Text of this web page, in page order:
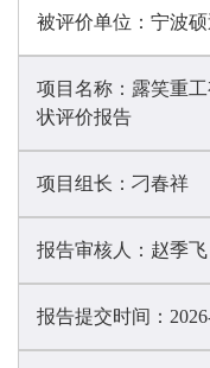
被评价单位： 宁波
项目名称： 露笑重
状评价报告
项目组长： 刁春祥
报告审核人： 赵季飞
报告提交时间：